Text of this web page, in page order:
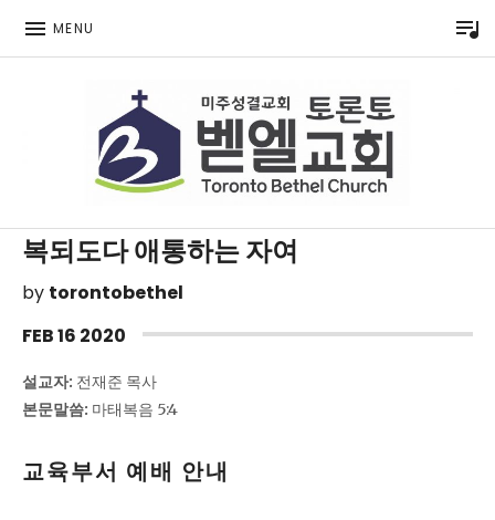
MENU
복되도다 애통하는 자여
by torontobethel
FEB16 2020
설교자: 전재준 목사
본문말씀: 마태복음 5:4
교육부서 예배 안내